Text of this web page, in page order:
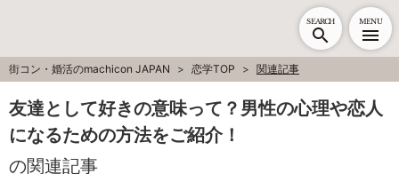
SEARCH MENU
街コン・婚活のmachicon JAPAN 恋学TOP 関連記事
友達として好きの意味って？男性の心理や恋人
になるための方法をご紹介！
の関連記事